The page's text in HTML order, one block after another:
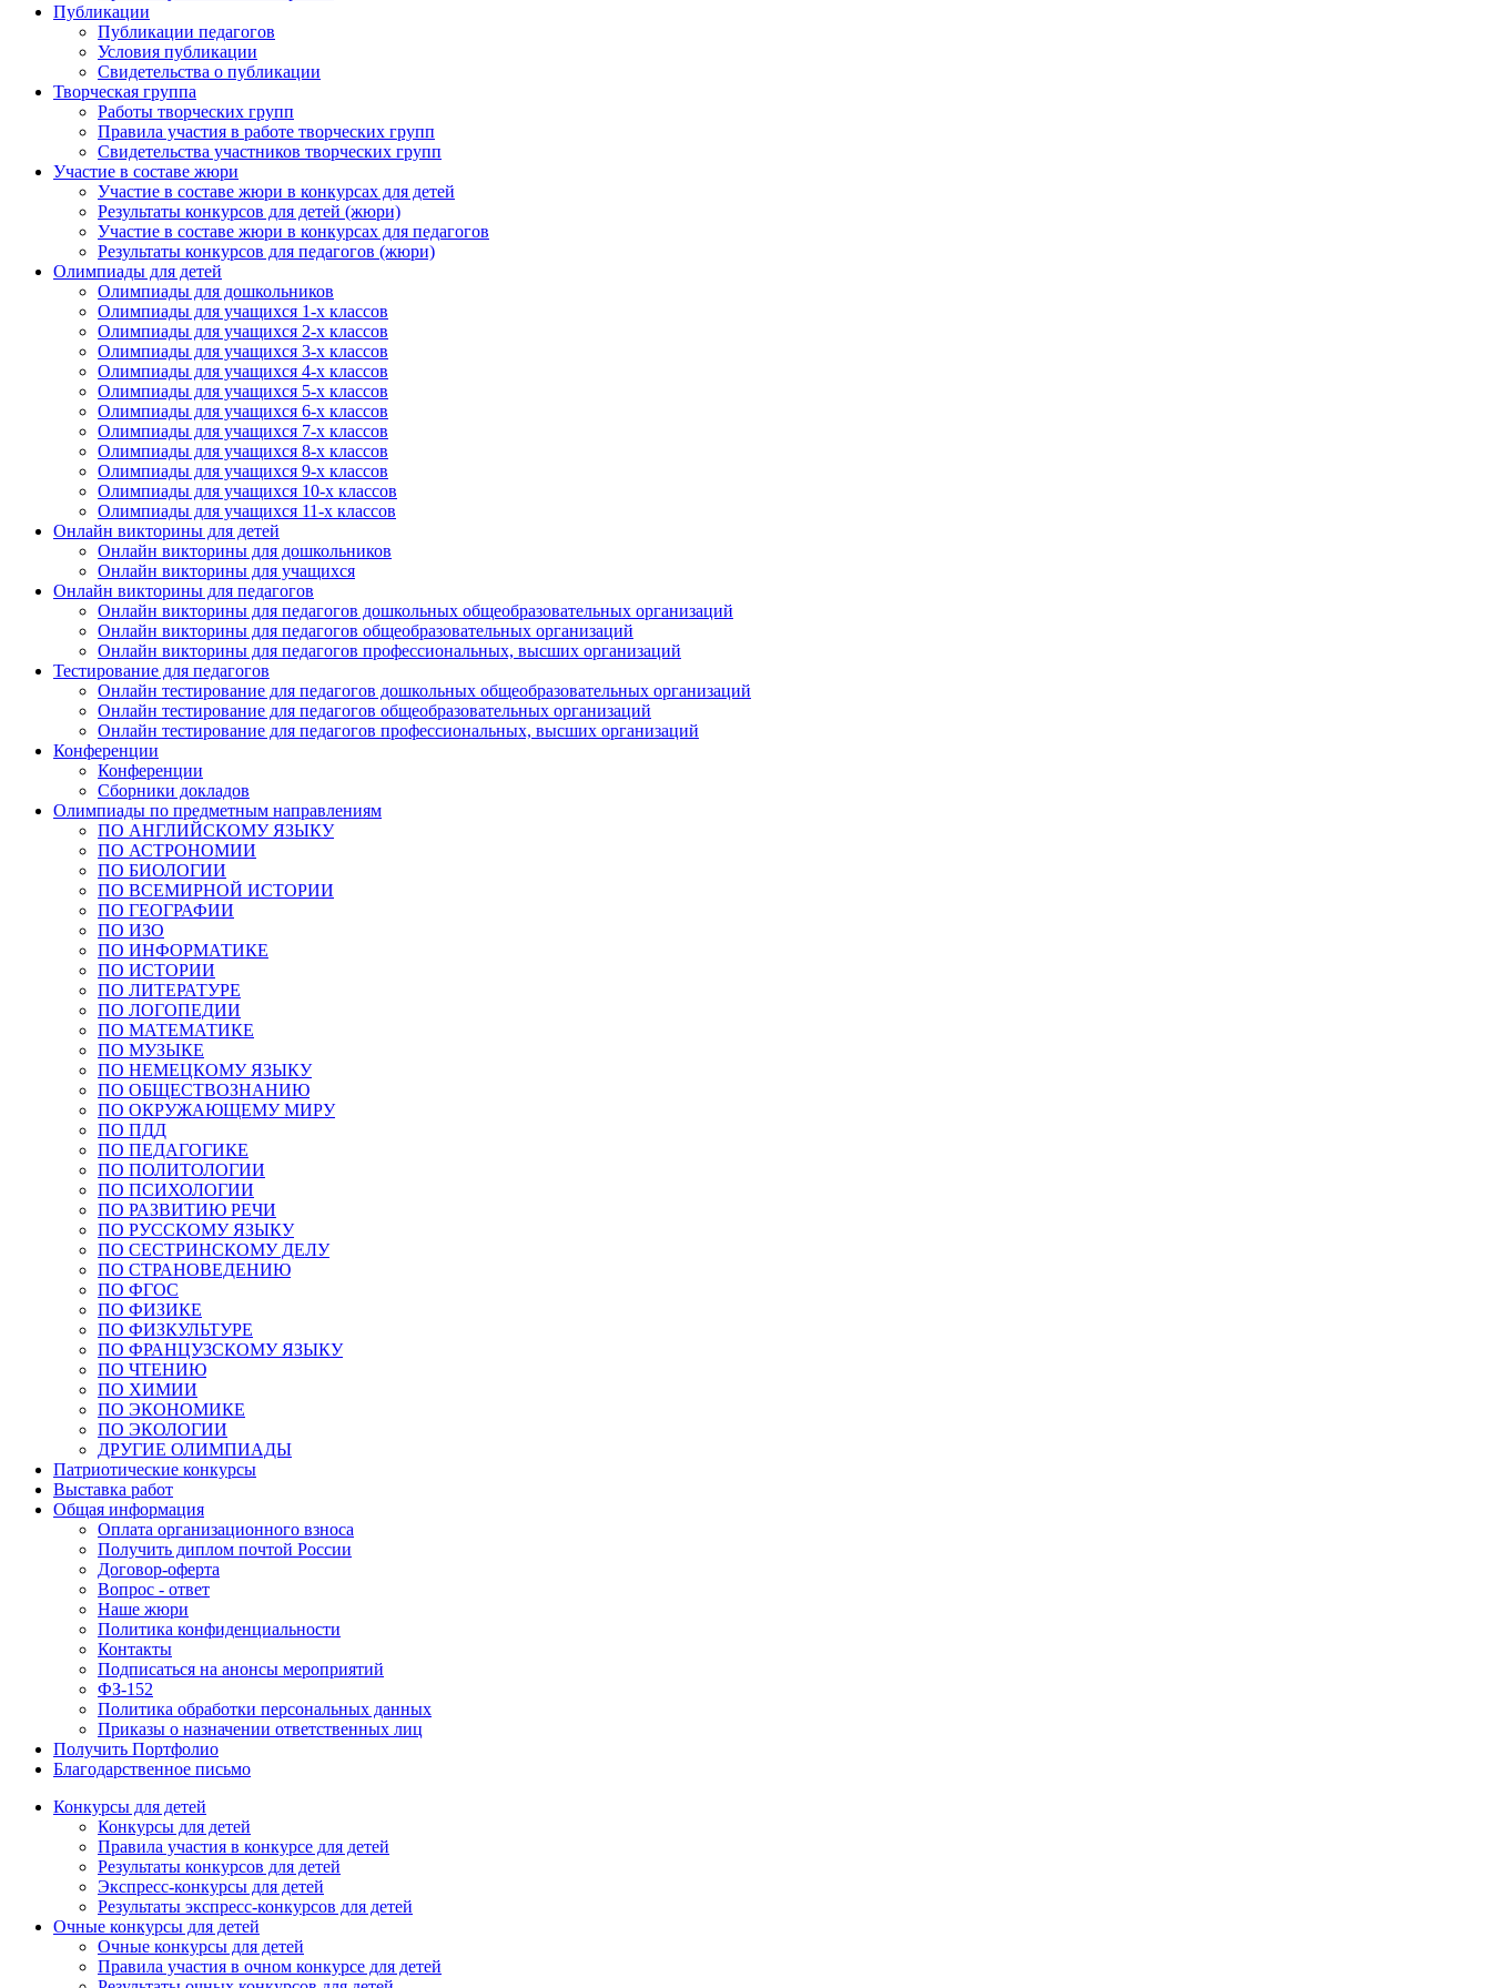
Публикации
Публикации педагогов
Условия публикации
Свидетельства о публикации
Творческая группа
Работы творческих групп
Правила участия в работе творческих групп
Свидетельства участников творческих групп
Участие в составе жюри
Участие в составе жюри в конкурсах для детей
Результаты конкурсов для детей (жюри)
Участие в составе жюри в конкурсах для педагогов
Результаты конкурсов для педагогов (жюри)
Олимпиады для детей
Олимпиады для дошкольников
Олимпиады для учащихся 1-х классов
Олимпиады для учащихся 2-х классов
Олимпиады для учащихся 3-х классов
Олимпиады для учащихся 4-х классов
Олимпиады для учащихся 5-х классов
Олимпиады для учащихся 6-х классов
Олимпиады для учащихся 7-х классов
Олимпиады для учащихся 8-х классов
Олимпиады для учащихся 9-х классов
Олимпиады для учащихся 10-х классов
Олимпиады для учащихся 11-х классов
Онлайн викторины для детей
Онлайн викторины для дошкольников
Онлайн викторины для учащихся
Онлайн викторины для педагогов
Онлайн викторины для педагогов дошкольных общеобразовательных организаций
Онлайн викторины для педагогов общеобразовательных организаций
Онлайн викторины для педагогов профессиональных, высших организаций
Тестирование для педагогов
Онлайн тестирование для педагогов дошкольных общеобразовательных организаций
Онлайн тестирование для педагогов общеобразовательных организаций
Онлайн тестирование для педагогов профессиональных, высших организаций
Конференции
Конференции
Сборники докладов
Олимпиады по предметным направлениям
ПО АНГЛИЙСКОМУ ЯЗЫКУ
ПО АСТРОНОМИИ
ПО БИОЛОГИИ
ПО ВСЕМИРНОЙ ИСТОРИИ
ПО ГЕОГРАФИИ
ПО ИЗО
ПО ИНФОРМАТИКЕ
ПО ИСТОРИИ
ПО ЛИТЕРАТУРЕ
ПО ЛОГОПЕДИИ
ПО МАТЕМАТИКЕ
ПО МУЗЫКЕ
ПО НЕМЕЦКОМУ ЯЗЫКУ
ПО ОБЩЕСТВОЗНАНИЮ
ПО ОКРУЖАЮЩЕМУ МИРУ
ПО ПДД
ПО ПЕДАГОГИКЕ
ПО ПОЛИТОЛОГИИ
ПО ПСИХОЛОГИИ
ПО РАЗВИТИЮ РЕЧИ
ПО РУССКОМУ ЯЗЫКУ
ПО СЕСТРИНСКОМУ ДЕЛУ
ПО СТРАНОВЕДЕНИЮ
ПО ФГОС
ПО ФИЗИКЕ
ПО ФИЗКУЛЬТУРЕ
ПО ФРАНЦУЗСКОМУ ЯЗЫКУ
ПО ЧТЕНИЮ
ПО ХИМИИ
ПО ЭКОНОМИКЕ
ПО ЭКОЛОГИИ
ДРУГИЕ ОЛИМПИАДЫ
Патриотические конкурсы
Выставка работ
Общая информация
Оплата организационного взноса
Получить диплом почтой России
Договор-оферта
Вопрос - ответ
Наше жюри
Политика конфиденциальности
Контакты
Подписаться на анонсы мероприятий
ФЗ-152
Политика обработки персональных данных
Приказы о назначении ответственных лиц
Получить Портфолио
Благодарственное письмо
Конкурсы для детей
Конкурсы для детей
Правила участия в конкурсе для детей
Результаты конкурсов для детей
Экспресс-конкурсы для детей
Результаты экспресс-конкурсов для детей
Очные конкурсы для детей
Очные конкурсы для детей
Правила участия в очном конкурсе для детей